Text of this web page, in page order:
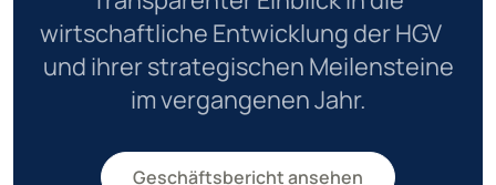
wirtschaftliche Entwicklung der HGV
und ihrer strategischen Meilensteine
im vergangenen Jahr.
Geschäftsbericht ansehen